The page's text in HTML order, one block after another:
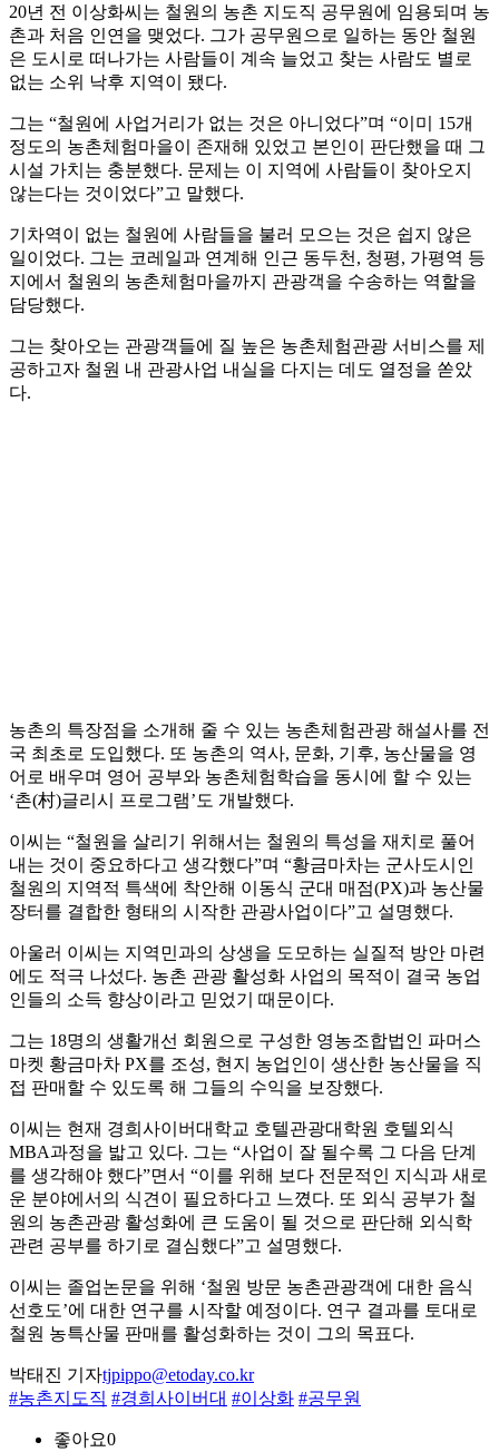
20년 전 이상화씨는 철원의 농촌 지도직 공무원에 임용되며 농
촌과 처음 인연을 맺었다. 그가 공무원으로 일하는 동안 철원
은 도시로 떠나가는 사람들이 계속 늘었고 찾는 사람도 별로
없는 소위 낙후 지역이 됐다.
그는 “철원에 사업거리가 없는 것은 아니었다”며 “이미 15개
정도의 농촌체험마을이 존재해 있었고 본인이 판단했을 때 그
시설 가치는 충분했다. 문제는 이 지역에 사람들이 찾아오지
않는다는 것이었다”고 말했다.
기차역이 없는 철원에 사람들을 불러 모으는 것은 쉽지 않은
일이었다. 그는 코레일과 연계해 인근 동두천, 청평, 가평역 등
지에서 철원의 농촌체험마을까지 관광객을 수송하는 역할을
담당했다.
그는 찾아오는 관광객들에 질 높은 농촌체험관광 서비스를 제
공하고자 철원 내 관광사업 내실을 다지는 데도 열정을 쏟았
다.
농촌의 특장점을 소개해 줄 수 있는 농촌체험관광 해설사를 전
국 최초로 도입했다. 또 농촌의 역사, 문화, 기후, 농산물을 영
어로 배우며 영어 공부와 농촌체험학습을 동시에 할 수 있는
‘촌(村)글리시 프로그램’도 개발했다.
이씨는 “철원을 살리기 위해서는 철원의 특성을 재치로 풀어
내는 것이 중요하다고 생각했다”며 “황금마차는 군사도시인
철원의 지역적 특색에 착안해 이동식 군대 매점(PX)과 농산물
장터를 결합한 형태의 시작한 관광사업이다”고 설명했다.
아울러 이씨는 지역민과의 상생을 도모하는 실질적 방안 마련
에도 적극 나섰다. 농촌 관광 활성화 사업의 목적이 결국 농업
인들의 소득 향상이라고 믿었기 때문이다.
그는 18명의 생활개선 회원으로 구성한 영농조합법인 파머스
마켓 황금마차 PX를 조성, 현지 농업인이 생산한 농산물을 직
접 판매할 수 있도록 해 그들의 수익을 보장했다.
이씨는 현재 경희사이버대학교 호텔관광대학원 호텔외식
MBA과정을 밟고 있다. 그는 “사업이 잘 될수록 그 다음 단계
를 생각해야 했다”면서 “이를 위해 보다 전문적인 지식과 새로
운 분야에서의 식견이 필요하다고 느꼈다. 또 외식 공부가 철
원의 농촌관광 활성화에 큰 도움이 될 것으로 판단해 외식학
관련 공부를 하기로 결심했다”고 설명했다.
이씨는 졸업논문을 위해 ‘철원 방문 농촌관광객에 대한 음식
선호도’에 대한 연구를 시작할 예정이다. 연구 결과를 토대로
철원 농특산물 판매를 활성화하는 것이 그의 목표다.
박태진 기자tjpippo@etoday.co.kr
#농촌지도직 #경희사이버대 #이상화 #공무원
좋아요0